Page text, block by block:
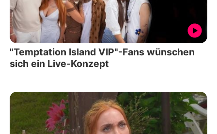
"Temptation Island VIP"-Fans wünschen
sich ein Live-Konzept